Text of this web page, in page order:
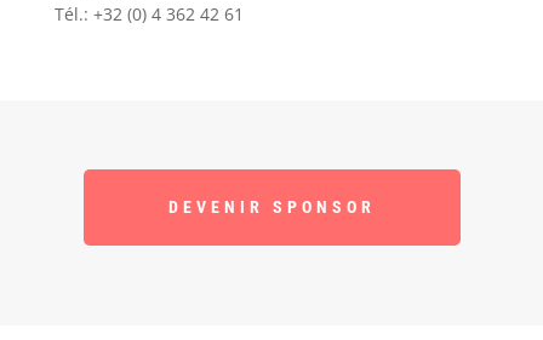
Tél.: +32 (0) 4 362 42 61
DEVENIR SPONSOR